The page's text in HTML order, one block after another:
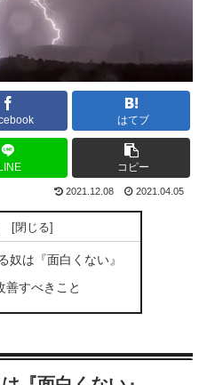
はてブ
LINE コピー
2021.12.08 2021.04.05
奴は『面白くない』
善すべきこと